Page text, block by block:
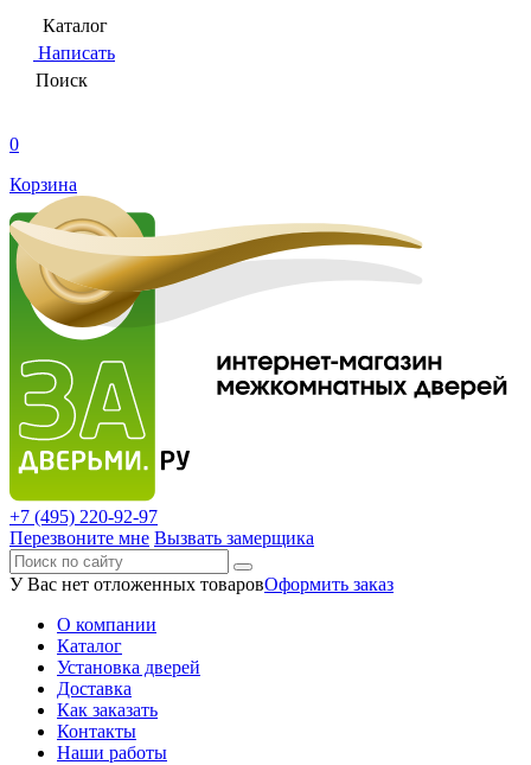
Каталог
Написать
Поиск
0
Корзина
+7 (495) 220-92-97
Перезвоните мне Вызвать замерщика
У Вас нет отложенных товаровОформить заказ
О компании
Каталог
Установка дверей
Доставка
Как заказать
Контакты
Наши работы